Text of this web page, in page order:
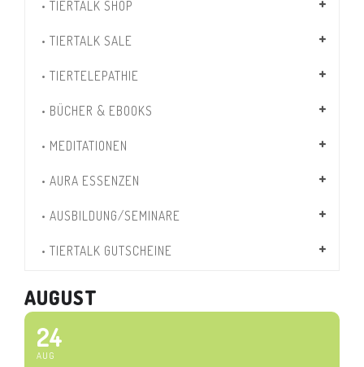
• TIERTALK SHOP
• TIERTALK SALE
• TIERTELEPATHIE
• BÜCHER & EBOOKS
• MEDITATIONEN
• AURA ESSENZEN
• AUSBILDUNG/SEMINARE
• TIERTALK GUTSCHEINE
AUGUST
24
AUG